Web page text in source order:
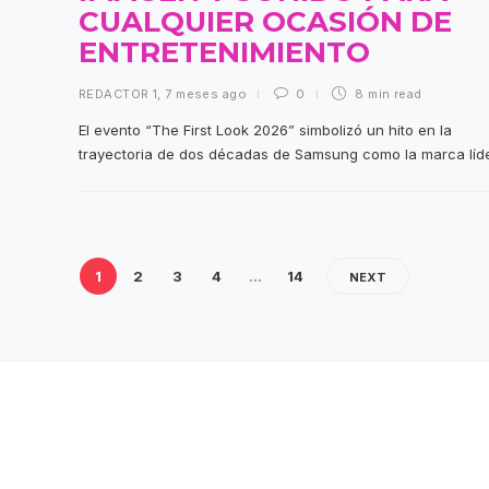
CUALQUIER OCASIÓN DE
ENTRETENIMIENTO
REDACTOR 1 7 meses ago 0 8 min read
El evento “The First Look 2026” simbolizó un hito en la
trayectoria de dos décadas de Samsung como la marca
1 2 3 4 … 14 NEXT